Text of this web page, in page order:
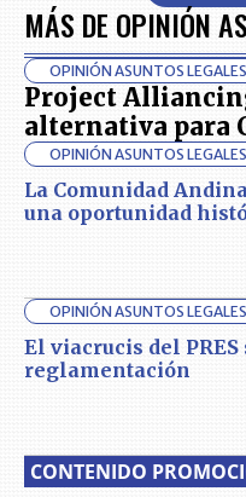
MÁS DE OPINIÓN
OPINIÓN ASUNTOS LEGALES
Project
alternativa para
OPINIÓN ASUNTOS LEGALES
La Comunidad
una oportunidad
OPINIÓN ASUNTOS LEGALES
El viacrucis del PRES
reglamentación